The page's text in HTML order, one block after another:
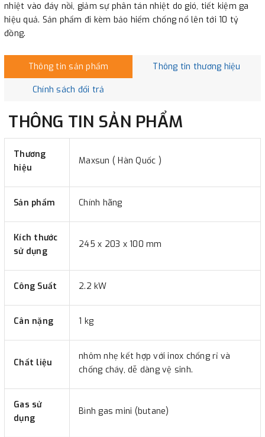
nhiệt vào đáy nồi, giảm sự phân tán nhiệt do gió, tiết kiệm ga
hiệu quả. Sản phẩm đi kèm bảo hiểm chống nổ lên tới 10 tỷ
đồng.
Thông tin sản phẩm Thông tin thương hiệu
Chính sách đổi trả
THÔNG TIN SẢN PHẨM
Thương
hiệu
Maxsun ( Hàn Quốc )
Sản phẩm Chính hãng
Kích thước
sử dụng
245 x 203 x 100 mm
Công Suất 2.2 kW
Cân nặng 1 kg
Chất liệu
nhôm nhẹ kết hợp với inox chống rỉ và
chống cháy, dễ dàng vệ sinh.
Gas sử
dụng
Bình gas mini (butane)